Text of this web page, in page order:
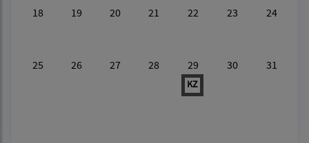
18 19 20 21 22 23 24
25 26 27 28 29
KZ
30 31